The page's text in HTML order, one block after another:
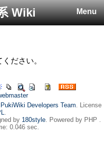
Menu
Wiki
ださい。
PukiWiki Developers Team. License
.
by 180style. Powered by PHP .
0.046 sec.